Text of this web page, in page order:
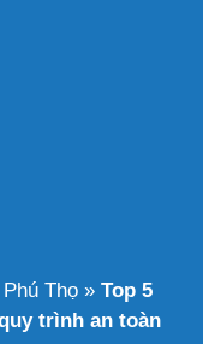
Thọ » Top 5
trình an toàn